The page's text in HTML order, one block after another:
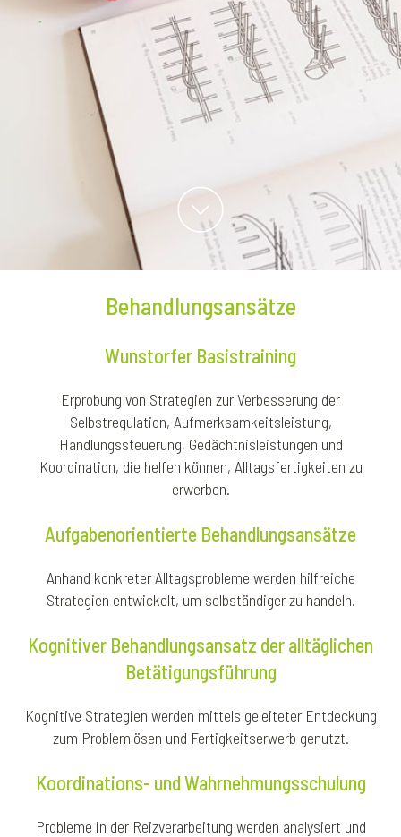
Behandlungsansätze
Wunstorfer Basistraining
Erprobung von Strategien zur Verbesserung der
Selbstregulation, Aufmerksamkeitsleistung,
Handlungssteuerung, Gedächtnisleistungen und
Koordination, die helfen können, Alltagsfertigkeiten zu
erwerben.
Aufgabenorientierte Behandlungsansätze
Anhand konkreter Alltagsprobleme werden hilfreiche
Strategien entwickelt, um selbständiger zu handeln.
Kognitiver Behandlungsansatz der alltäglichen
Betätigungsführung
Kognitive Strategien werden mittels geleiteter Entdeckung
zum Problemlösen und Fertigkeitserwerb genutzt.
Koordinations- und Wahrnehmungsschulung
Probleme in der Reizverarbeitung werden analysiert und